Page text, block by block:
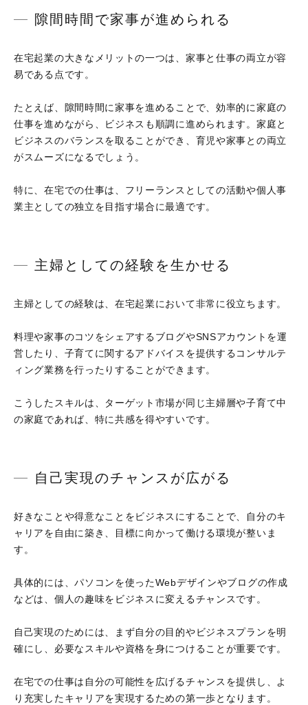
隙間時間で家事が進められる
在宅起業の大きなメリットの一つは、家事と仕事の両立が容
易である点です。
たとえば、隙間時間に家事を進めることで、効率的に家庭の
仕事を進めながら、ビジネスも順調に進められます。家庭と
ビジネスのバランスを取ることができ、育児や家事との両立
がスムーズになるでしょう。
特に、在宅での仕事は、フリーランスとしての活動や個人事
業主としての独立を目指す場合に最適です。
主婦としての経験を生かせる
主婦としての経験は、在宅起業において非常に役立ちます。
料理や家事のコツをシェアするブログやSNSアカウントを運
営したり、子育てに関するアドバイスを提供するコンサルテ
ィング業務を行ったりすることができます。
こうしたスキルは、ターゲット市場が同じ主婦層や子育て中
の家庭であれば、特に共感を得やすいです。
自己実現のチャンスが広がる
好きなことや得意なことをビジネスにすることで、自分のキ
ャリアを自由に築き、目標に向かって働ける環境が整いま
す。
具体的には、パソコンを使ったWebデザインやブログの作成
などは、個人の趣味をビジネスに変えるチャンスです。
自己実現のためには、まず自分の目的やビジネスプランを明
確にし、必要なスキルや資格を身につけることが重要です。
在宅での仕事は自分の可能性を広げるチャンスを提供し、よ
り充実したキャリアを実現するための第一歩となります。